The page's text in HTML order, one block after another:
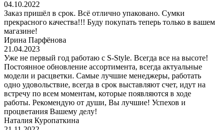
04.10.2022
Заказ пришёл в срок. Всё отлично упаковано. Сумки
прекрасного качества!!! Буду покупать теперь только в вашем
магазине!
Ирина Парфёнова
21.04.2023
Уже не первый год работаю с S-Style. Всегда все на высоте!
Постоянное обновление ассортимента, всегда актуальные
модели и расцветки. Самые лучшие менеджеры, работать
одно удовольствие, всегда в срок выставляют счет, идут на
встречу по всем моментам, которые появляются в ходе
работы. Рекомендую от души, Вы лучшие! Успехов и
процветания Вашему делу!
Наталия Куропаткина